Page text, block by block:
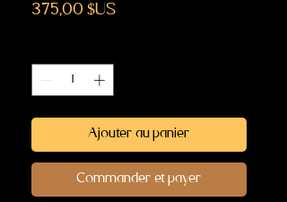
375,00 $USPrix
Ajouter au panier
Commander et payer